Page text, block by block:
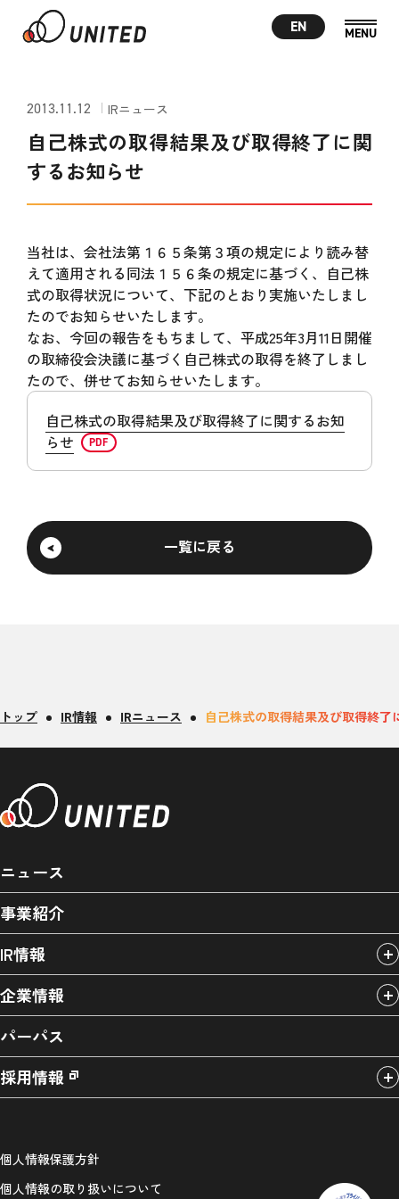
EN
2013.11.12 IRニュース
自己株式の取得結果及び取得終了に関
するお知らせ
当社は、会社法第１６５条第３項の規定により読み替
えて適用される同法１５６条の規定に基づく、自己株
式の取得状況について、下記のとおり実施いたしまし
たのでお知らせいたします。
なお、今回の報告をもちまして、平成25年3月11日開催
の取締役会決議に基づく自己株式の取得を終了しまし
たので、併せてお知らせいたします。
自己株式の取得結果及び取得終了に関するお知
らせ
一覧に戻る
トップ IR情報 IRニュース 自己株式の取得結果及び取得終了
ニュース
事業紹介
IR情報
企業情報
パーパス
採用情報
個人情報保護方針
個人情報の取り扱いについて